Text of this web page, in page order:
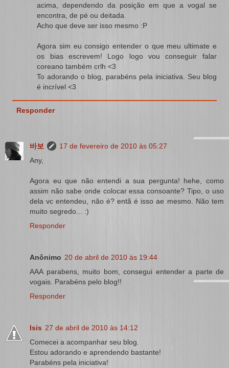
acima, dependendo da posição em que a vogal se
encontra, de pé ou deitada.
Acho que deve ser isso mesmo :P
Agora sim eu consigo entender o que meu ultimate e
os bias escrevem! Logo logo vou conseguir falar
coreano também crlh <3
To adorando o blog, parabéns pela iniciativa. Seu blog
é incrível <3
Responder
바보
17 de fevereiro de 2010 às 05:27
Any,
Agora eu que não entendi a sua pergunta! hehe, como
assim não sabe onde colocar essa consoante? Tipo, o uso
dela vc entendeu, não é? entã é isso ae mesmo. Não tem
muito segredo... :)
Responder
Anônimo 20 de abril de 2010 às 19:44
AAA parabens, muito bom, consegui entender a parte de
vogais. Parabéns pelo blog!!
Responder
Isis 27 de abril de 2010 às 14:12
Comecei a acompanhar seu blog.
Estou adorando e aprendendo bastante!
Parabéns pela iniciativa!